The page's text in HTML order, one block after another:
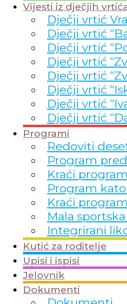
Vijesti iz dječjih
Dječji vrtić
Dječji vrtić
Dječji vrtić
Dječji vrtić
Dječji vrtić
Dječji vrtić
Dječji vrtić
Dječji vrtić
Programi
Redoviti
Program
Kraći
Program
Kraći
Mala
Integrirani
Kutić za roditelje
Upisi i ispisi
Jelovnik
Dokumenti